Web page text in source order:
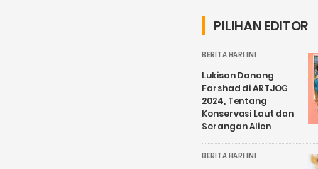
PILIHAN EDITOR
BERITA HARI INI
Lukisan Danang
Farshad di ARTJOG
2024, Tentang
Konservasi Laut dan
Serangan Alien
BERITA HARI INI